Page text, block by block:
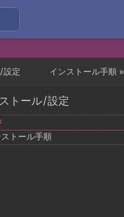
インストール手順 »
設定
トール/設定
トール手順